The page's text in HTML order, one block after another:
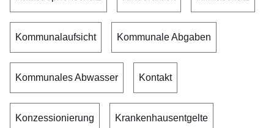
Kommunalaufsicht Kommunale Abgaben
Kommunales Abwasser Kontakt
Konzessionierung Krankenhausentgelte